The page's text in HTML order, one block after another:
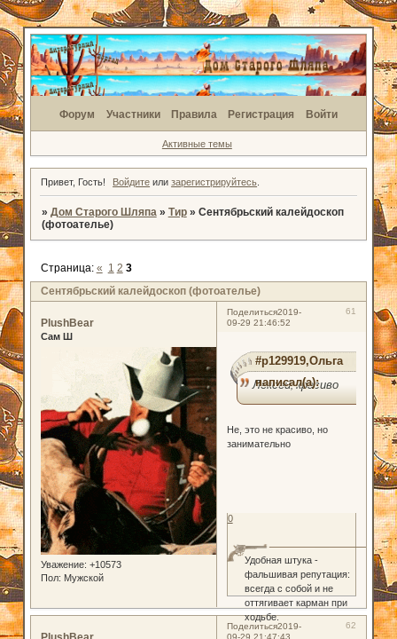
Форум Участники Правила Регистрация Войти
Активные темы
Привет, Гость! Войдите илизарегистрируйтесь
» Дом Старого Шляпа » Тир » Сентябрьский калейдоскоп
(фотоателье)
Сентябрьский калейдоскоп (фотоателье)
Страница: « 1 2 3
Поделиться 61
2019-
09-29 21:46:52
PlushBear
Сам Ш
Уважение: +10573
Пол: Мужской
#p129919,Ольга
написал(а):
Лексей, красиво
Не, это не красиво, но
занимательно
Удобная штука -
фальшивая репутация:
всегда с собой и не
оттягивает карман при
ходьбе.
0
Поделиться 62
2019-